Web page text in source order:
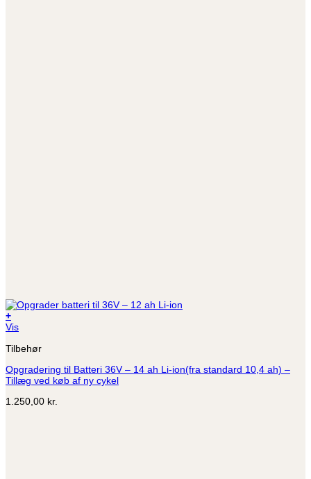
+
Vis
Tilbehør
Opgradering til Batteri 36V – 14 ah Li-ion(fra standard 10,4 ah) –
Tillæg ved køb af ny cykel
1.250,00 kr.